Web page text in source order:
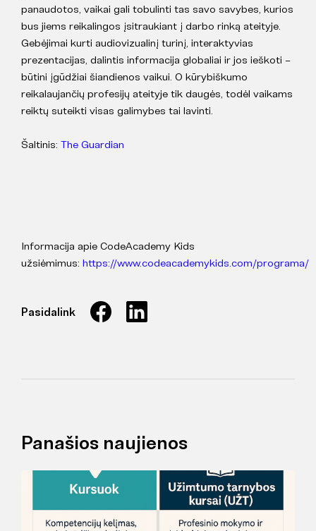
panaudotos, vaikai gali tobulinti tas savo savybes, kurios
bus jiems reikalingos įsitraukiant į darbo rinką ateityje.
Gebėjimai kurti audiovizualinį turinį, interaktyvias
prezentacijas, dalintis informacija globaliai ir jos ieškoti –
būtini įgūdžiai šiandienos vaikui. O kūrybiškumo
reikalaujančių profesijų ateityje tik daugės, todėl vaikams
reiktų suteikti visas galimybes tai lavinti.
Šaltinis: The Guardian
Informacija apie CodeAcademy Kids
užsiėmimus: https://www.codeacademykids.com/programa/
Pasidalink
Panašios naujienos